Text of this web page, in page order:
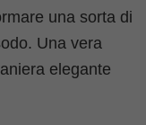
una sorta di
Una vera
elegante